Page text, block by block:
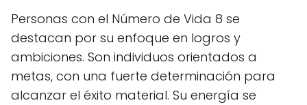
Personas con el Número de Vida 8 se
destacan por su enfoque en logros y
ambiciones. Son individuos orientados a
metas, con una fuerte determinación para
alcanzar el éxito material. Su energía se